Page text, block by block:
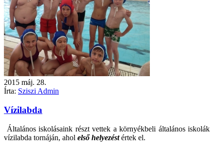
2015 máj. 28.
Írta: Sziszi Admin
Vízilabda
Általános iskolásaink részt vettek a környékbeli általános iskolák
vízilabda tornáján, ahol első helyezéstértek el.